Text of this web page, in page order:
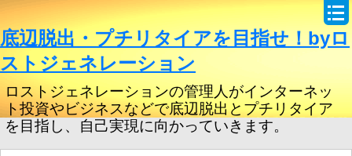
底辺脱出・プチリタイアを目指せ！byロ
ストジェネレーション
ロストジェネレーションの管理人がインターネッ
ト投資やビジネスなどで底辺脱出とプチリタイア
を目指し、自己実現に向かっていきます。